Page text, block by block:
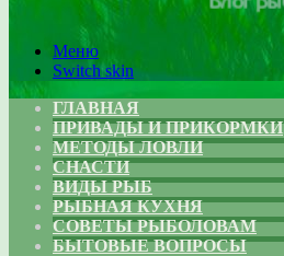
Меню
Switch skin
ГЛАВНАЯ
ПРИВАДЫ И ПРИКОРМКИ
МЕТОДЫ ЛОВЛИ
СНАСТИ
ВИДЫ РЫБ
РЫБНАЯ КУХНЯ
СОВЕТЫ РЫБОЛОВАМ
БЫТОВЫЕ ВОПРОСЫ